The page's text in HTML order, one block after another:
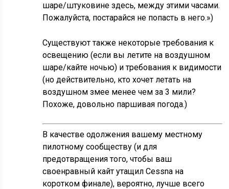
шаре/штуковине здесь, между этими часами.
Пожалуйста, постарайся не попасть в него.»)
Существуют также некоторые требования к
освещению (если вы летите на воздушном
шаре/кайте ночью) и требования к видимости
(но действительно, кто хочет летать на
воздушном змее менее чем за 3 мили?
Похоже, довольно паршивая погода.)
В качестве одолжения вашему местному
пилотному сообществу (и для
предотвращения того, чтобы ваш
своенравный кайт утащил Cessna на
коротком финале), вероятно, лучше всего